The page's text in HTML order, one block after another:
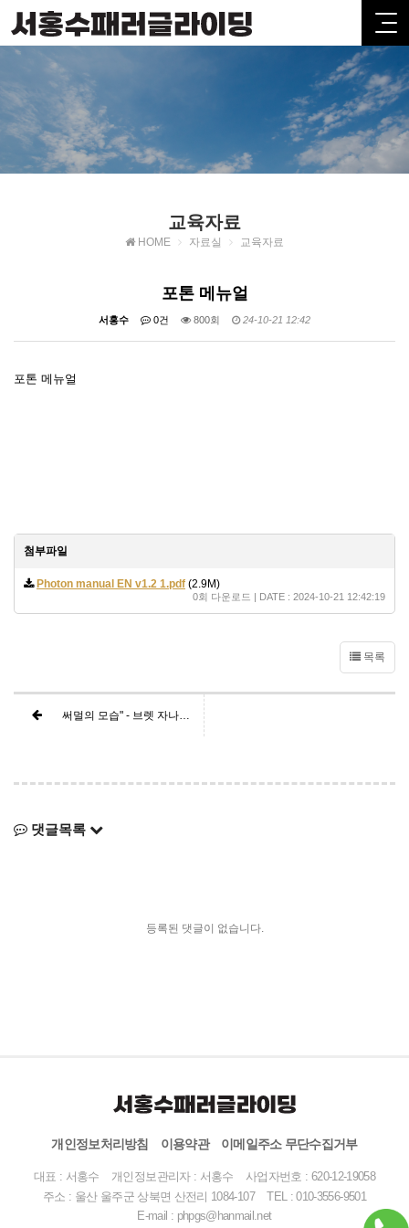
교육자료
HOME 자료실 교육자료
포톤 메뉴얼
서홍수 0건 800회 24-10-21 12:42
포톤 메뉴얼
첨부파일
Photon manual EN v1.2 1.pdf (2.9M)
0회 다운로드 | DATE : 2024-10-21 12:42:19
목록
써멀의 모습" - 브렛 자나웨이
댓글목록
등록된 댓글이 없습니다.
개인정보처리방침 이용약관 이메일주소 무단수집거부
대표 : 서홍수 개인정보관리자 : 서홍수
사업자번호 : 620-12-19058
주소 : 울산 울주군 상북면 산전리 1084-107
TEL :010-3556-9501
E-mail : phpgs@hanmail.net